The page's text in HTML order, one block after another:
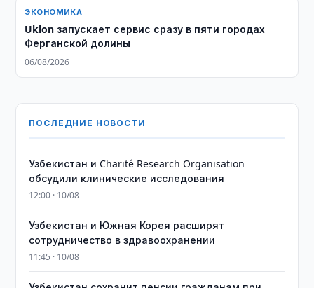
ЭКОНОМИКА
Uklon запускает сервис сразу в пяти городах
Ферганской долины
06/08/2026
ПОСЛЕДНИЕ НОВОСТИ
Узбекистан и Charité Research Organisation
обсудили клинические исследования
12:00 · 10/08
Узбекистан и Южная Корея расширят
сотрудничество в здравоохранении
11:45 · 10/08